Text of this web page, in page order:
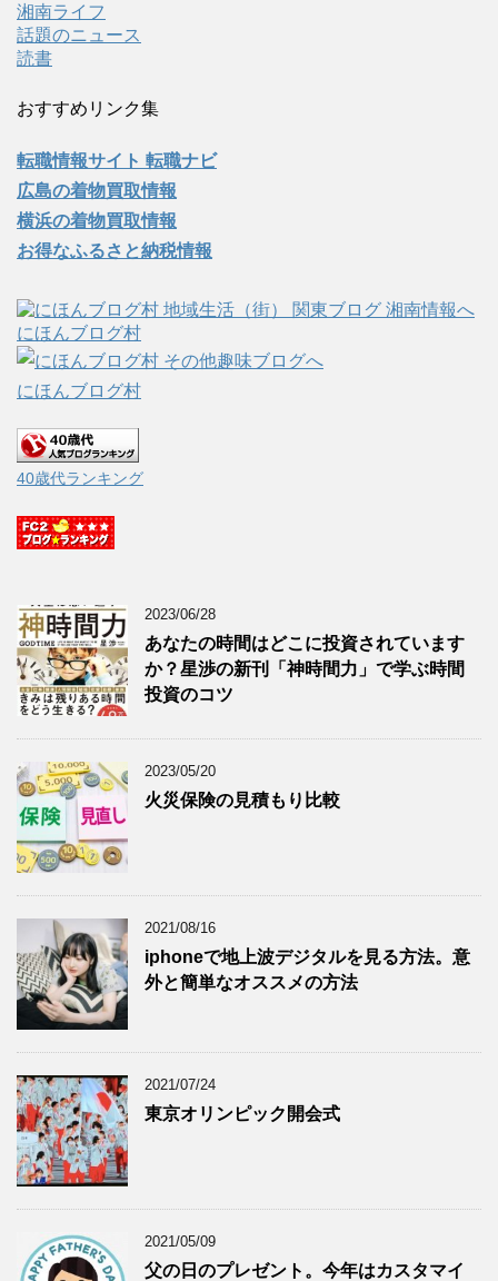
湘南ライフ
話題のニュース
読書
おすすめリンク集
転職情報サイト 転職ナビ
広島の着物買取情報
横浜の着物買取情報
お得なふるさと納税情報
にほんブログ村
にほんブログ村
40歳代ランキング
2023/06/28
あなたの時間はどこに投資されています
か？星渉の新刊「神時間力」で学ぶ時間
投資のコツ
2023/05/20
火災保険の見積もり比較
2021/08/16
iphoneで地上波デジタルを見る方法。意
外と簡単なオススメの方法
2021/07/24
東京オリンピック開会式
2021/05/09
父の日のプレゼント。今年はカスタマイ